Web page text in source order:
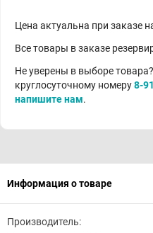
Цена актуальна при заказе
Все товары в заказе
Не уверены в выборе
круглосуточному номеру8-
напишите нам.
Информация о товаре
Производитель: